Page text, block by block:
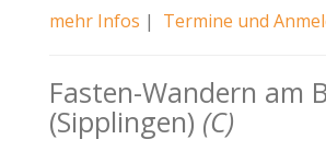
mehr Infos | Termine und
Fasten-Wandern am
(Sipplingen) (C)